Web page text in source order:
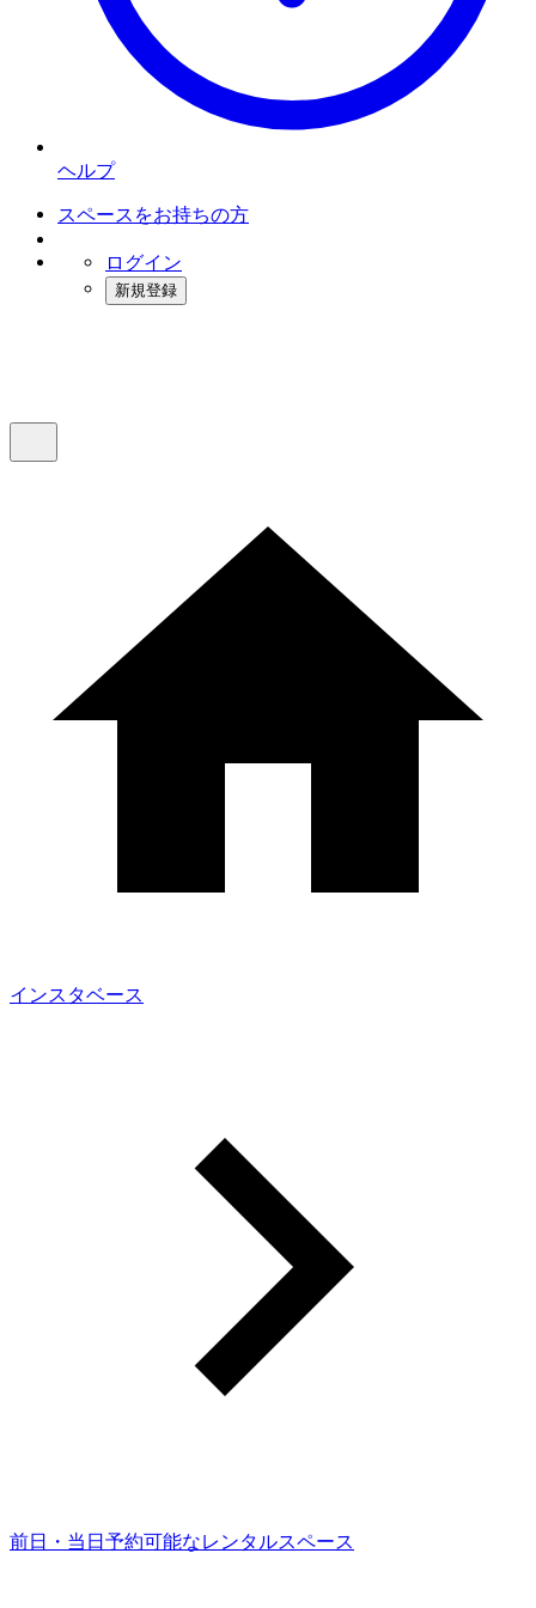
ヘルプ
スペースをお持ちの方
ログイン
新規登録
インスタベース
前日・当日予約可能なレンタルスペース